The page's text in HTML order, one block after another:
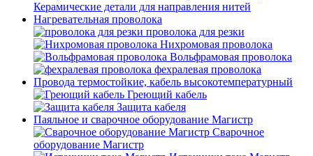
Керамические детали для направления нитей
Нагревательная проволока
проволока для резки
Нихромовая проволока
Вольфрамовая проволока
фехралевая проволока
Провода термостойкие, кабель высокотемпературный
Греющий кабель
Защита кабеля
Паяльное и сварочное оборудование Магистр
Сварочное
оборудование Магистр